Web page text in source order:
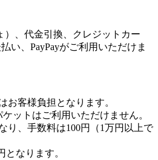
）、代金引換、クレジットカー
い、PayPayがご利用いただけま
お客様負担となります。
ットはご利用いただけません。
り、手数料は100円（1万円以上で
となります。